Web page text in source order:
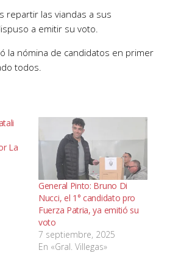
repartir las viandas a sus
a emitir su voto.
la nómina de candidatos en primer
todos.
La
General Pinto: Bruno Di
Nucci, el 1° candidato pro
Fuerza Patria, ya emitió su
voto
7 septiembre, 2025
En «Gral. Villegas»